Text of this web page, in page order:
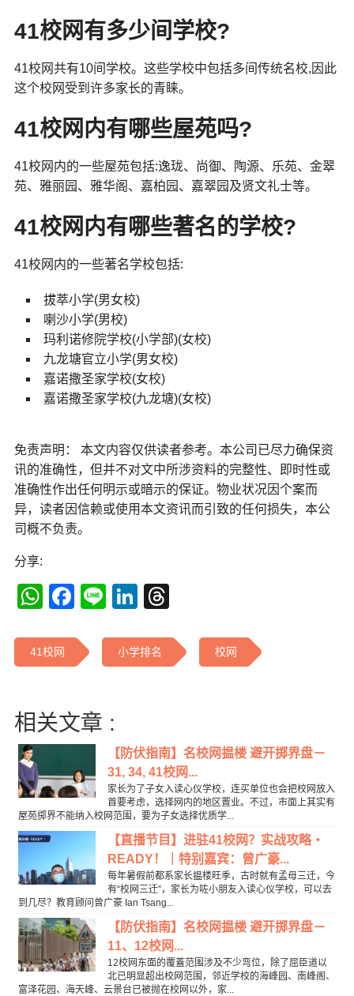
41校网有多少间学校?
41校网共有10间学校。这些学校中包括多间传统名校,因此
这个校网受到许多家长的青睐。
41校网内有哪些屋苑吗?
41校网内的一些屋苑包括:逸珑、尚御、陶源、乐苑、金翠
苑、雅丽园、雅华阁、嘉柏园、嘉翠园及贤文礼士等。
41校网内有哪些著名的学校?
41校网内的一些著名学校包括:
拔萃小学(男女校)
喇沙小学(男校)
玛利诺修院学校(小学部)(女校)
九龙塘官立小学(男女校)
嘉诺撒圣家学校(女校)
嘉诺撒圣家学校(九龙塘)(女校)
免责声明： 本文内容仅供读者参考。本公司已尽力确保资
讯的准确性，但并不对文中所涉资料的完整性、即时性或
准确性作出任何明示或暗示的保证。物业状况因个案而
异，读者因信赖或使用本文资讯而引致的任何损失，本公
司概不负责。
分享:
WhatsApp
Facebook
LineLinkedIn
Threads
41校网 小学排名 校网
相关文章 :
【防伏指南】名校网揾楼 避开掷界盘－
31, 34, 41校网...
家长为了子女入读心仪学校，连买单位也会把校网放入
首要考虑，选择网内的地区置业。不过，市面上其实有
屋苑掷界不能纳入校网范围，要为子女选择优质学...
【直播节目】进驻41校网？实战攻略‧
READY！｜特别嘉宾：曾广豪...
每年暑假前都系家长揾楼旺季，古时就有孟母三迁，今
有“校网三迁”，家长为咗小朋友入读心仪学校，可以去
到几尽？教育顾问曾广豪 Ian Tsang...
【防伏指南】名校网揾楼 避开掷界盘－
11、12校网...
12校网东面的覆蓋范围涉及不少弯位，除了屈臣道以
北已明显超出校网范围，邻近学校的海峰园、南峰阁、
富泽花园、海天峰、云景台已被抛在校网以外，家...